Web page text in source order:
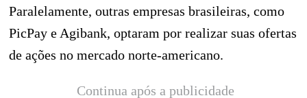
Paralelamente, outras empresas brasileiras, como
PicPay e Agibank, optaram por realizar suas ofertas
de ações no mercado norte-americano.
Continua após a publicidade